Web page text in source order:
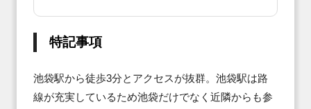
特記事項
池袋駅から徒歩3分とアクセスが抜群。池袋駅は路
線が充実しているため池袋だけでなく近隣からも参